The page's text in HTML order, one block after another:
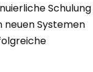
Schulung
Systemen